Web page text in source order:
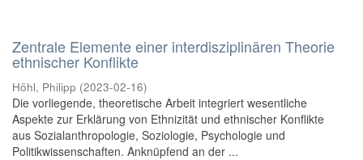
Zentrale Elemente einer interdisziplinären Theorie
ethnischer Konflikte
Höhl, Philipp (2023-02-16)
Die vorliegende, theoretische Arbeit integriert wesentliche
Aspekte zur Erklärung von Ethnizität und ethnischer Konflikte
aus Sozialanthropologie, Soziologie, Psychologie und
Politikwissenschaften. Anknüpfend an der ...